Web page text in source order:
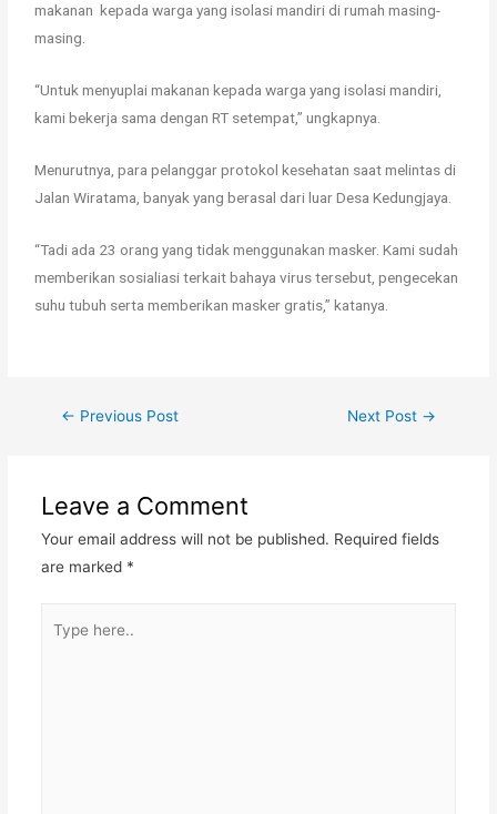
makanan kepada warga yang isolasi mandiri di rumah masing-
masing.
“Untuk menyuplai makanan kepada warga yang isolasi mandiri,
kami bekerja sama dengan RT setempat,” ungkapnya.
Menurutnya, para pelanggar protokol kesehatan saat melintas di
Jalan Wiratama, banyak yang berasal dari luar Desa Kedungjaya.
“Tadi ada 23 orang yang tidak menggunakan masker. Kami sudah
memberikan sosialiasi terkait bahaya virus tersebut, pengecekan
suhu tubuh serta memberikan masker gratis,” katanya.
← Previous Post Next Post →
Leave a Comment
Your email address will not be published. Required fields
are marked *